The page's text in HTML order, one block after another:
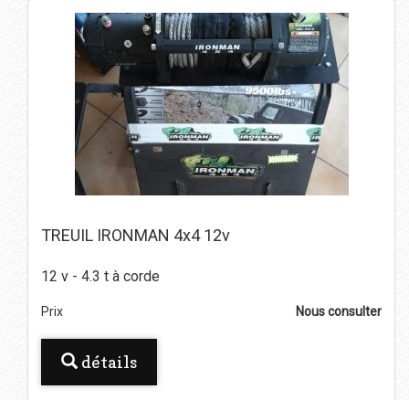
TREUIL IRONMAN 4x4 12v
12 v - 4.3 t à corde
Prix Nous consulter
détails